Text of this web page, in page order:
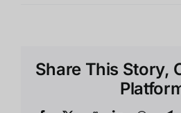
Share This Story,